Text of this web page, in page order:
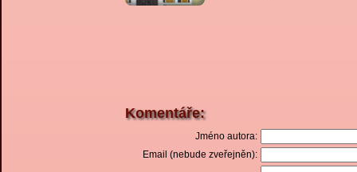
Komentáře:
Jméno autora:
Email (nebude zveřejněn):